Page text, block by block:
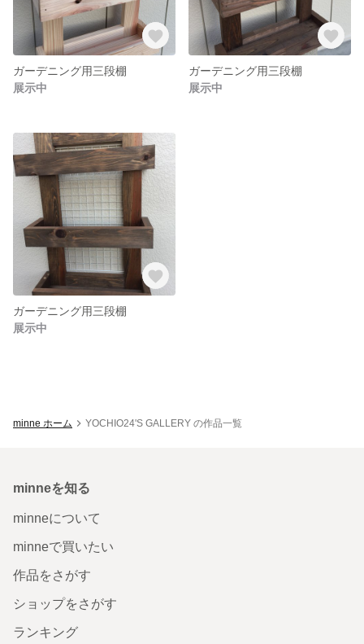
ガーデニング用三段棚
展示中
ガーデニング用三段棚
展示中
ガーデニング用三段棚
展示中
minne ホーム YOCHIO24'S GALLERY の作品一覧
minneを知る
minneについて
minneで買いたい
作品をさがす
ショップをさがす
ランキング